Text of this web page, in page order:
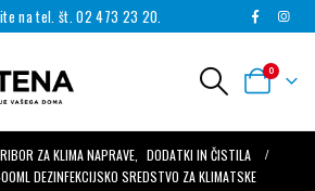
na tel. št. 02 473 23 20.
0
ZA KLIMA NAPRAVE
DODATKI IN ČISTILA
DEZINFEKCIJSKO SREDSTVO ZA KLIMATSKE